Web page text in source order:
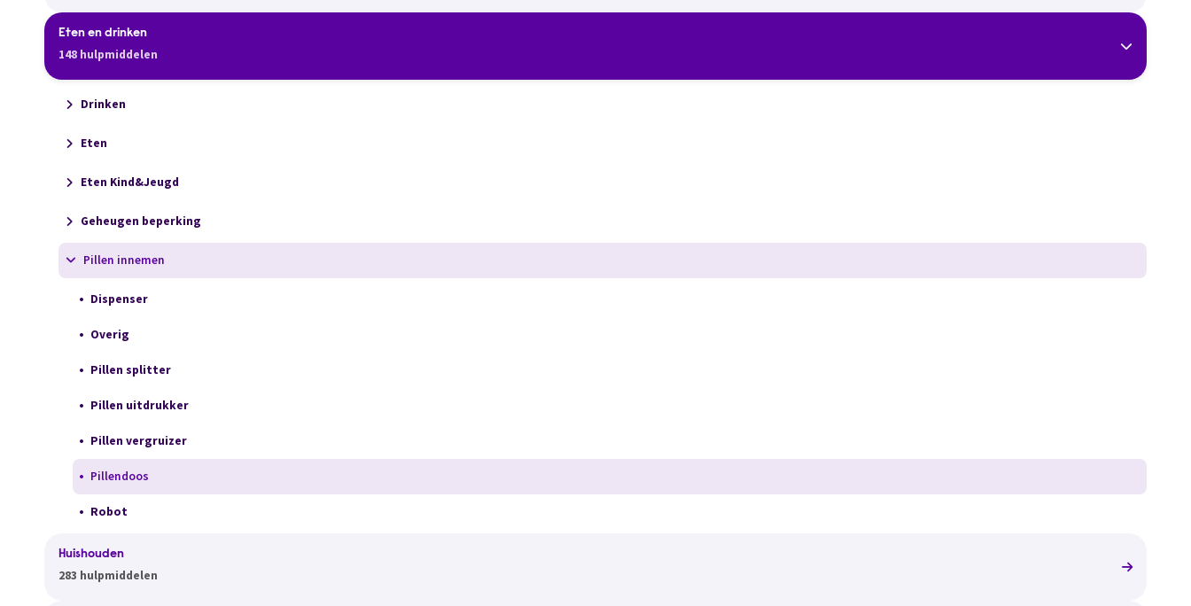
Eten en drinken
148 hulpmiddelen
Drinken
Eten
Eten Kind&Jeugd
Geheugen beperking
Pillen innemen
Dispenser
Overig
Pillen splitter
Pillen uitdrukker
Pillen vergruizer
Pillendoos
Robot
Huishouden
283 hulpmiddelen